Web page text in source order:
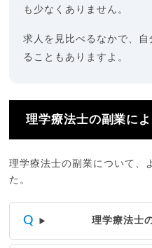
も少なくありません。
求人を見比べるなかで、
ることもありますよ。
理学療法士の副業に
理学療法士の副業について、
た。
理学療法士